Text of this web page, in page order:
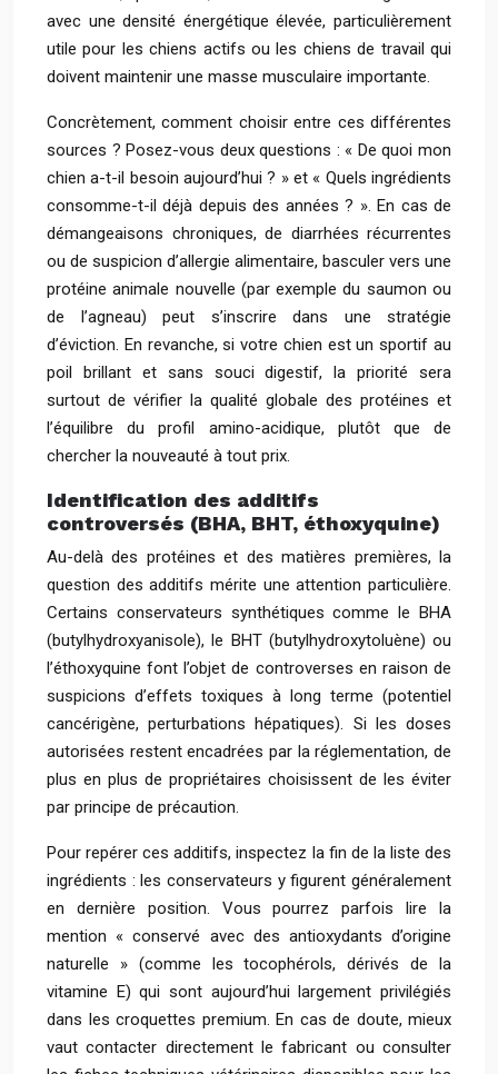
avec une densité énergétique élevée, particulièrement
utile pour les chiens actifs ou les chiens de travail qui
doivent maintenir une masse musculaire importante.
Concrètement, comment choisir entre ces différentes
sources ? Posez-vous deux questions : « De quoi mon
chien a-t-il besoin aujourd’hui ? » et « Quels ingrédients
consomme-t-il déjà depuis des années ? ». En cas de
démangeaisons chroniques, de diarrhées récurrentes
ou de suspicion d’allergie alimentaire, basculer vers une
protéine animale nouvelle (par exemple du saumon ou
de l’agneau) peut s’inscrire dans une stratégie
d’éviction. En revanche, si votre chien est un sportif au
poil brillant et sans souci digestif, la priorité sera
surtout de vérifier la qualité globale des protéines et
l’équilibre du profil amino-acidique, plutôt que de
chercher la nouveauté à tout prix.
Identification des additifs
controversés (BHA, BHT, éthoxyquine)
Au-delà des protéines et des matières premières, la
question des additifs mérite une attention particulière.
Certains conservateurs synthétiques comme le BHA
(butylhydroxyanisole), le BHT (butylhydroxytoluène) ou
l’éthoxyquine font l’objet de controverses en raison de
suspicions d’effets toxiques à long terme (potentiel
cancérigène, perturbations hépatiques). Si les doses
autorisées restent encadrées par la réglementation, de
plus en plus de propriétaires choisissent de les éviter
par principe de précaution.
Pour repérer ces additifs, inspectez la fin de la liste des
ingrédients : les conservateurs y figurent généralement
en dernière position. Vous pourrez parfois lire la
mention « conservé avec des antioxydants d’origine
naturelle » (comme les tocophérols, dérivés de la
vitamine E) qui sont aujourd’hui largement privilégiés
dans les croquettes premium. En cas de doute, mieux
vaut contacter directement le fabricant ou consulter